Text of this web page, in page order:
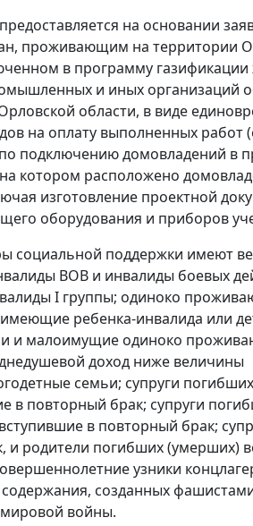
на основании
проживающим на территории
в программу
и иных организаций
области, в виде
на оплату выполненных работ
подключению домовладений в
котором расположено
изготовление проектной
оборудования и приборов
социальной поддержки имеют
ВОВ и инвалиды боевых
I группы; одиноко
ребенка-инвалида или
и малоимущие одиноко
доход ниже величины
семьи; супруги
в повторный брак; супруги
в повторный брак;
и родители погибших (умерших)
узники
созданных
войны.